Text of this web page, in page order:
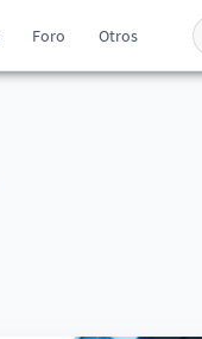
Foro Otros